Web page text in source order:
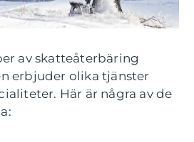
av skatteåterbäring
erbjuder olika tjänster
Här är några av de